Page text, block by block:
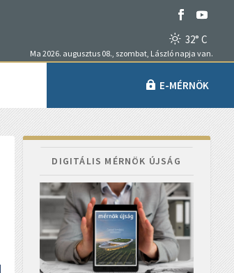
32° C
Ma 2026. augusztus 08., szombat, László napja van.
E-MÉRNÖK
DIGITÁLIS MÉRNÖK ÚJSÁG